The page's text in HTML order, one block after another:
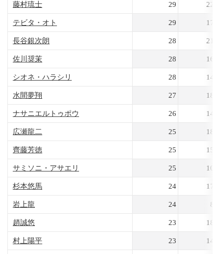
藤村琉士 29
テビタ・オト 29
長谷銀次朗 28
佐川奨茉 28
シオネ・ハラシリ 28
水間夢翔 27
ナサニエルトゥポウ 26
広瀬龍二 25
齊藤芳徳 25
サミソニ・アサエリ 25
杉本悠馬 24
岩上龍 24
趙誠悠 23
村上陽平 23